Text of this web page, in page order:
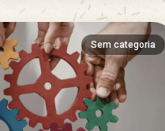
Sem categoria